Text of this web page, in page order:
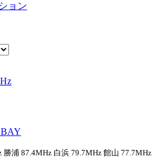
ョン
浦 87.4MHz 白浜 79.7MHz 館山 77.7MHz